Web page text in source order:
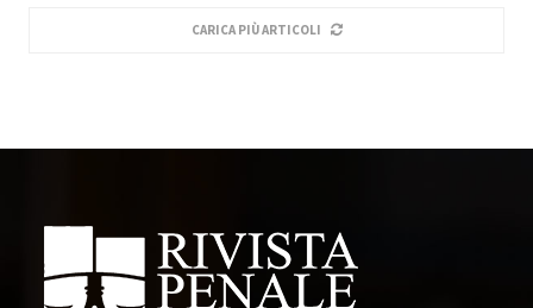
CARICA PIÙ ARTICOLI